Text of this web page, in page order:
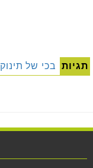
תגיות בכי של תינוק